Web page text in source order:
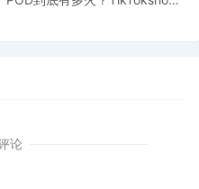
论